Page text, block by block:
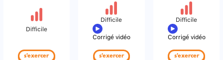
Difficile
s'exercer
Difficile
Corrigé vidéo
s'exercer
Difficile
Corrigé vidéo
s'exercer